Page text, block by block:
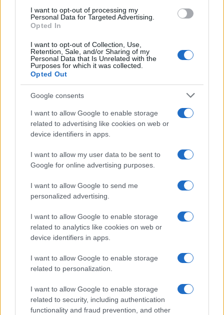
I want to opt-out of processing my
Personal Data for Targeted Advertising.
Opted In
I want to opt-out of Collection, Use,
Retention, Sale, and/or Sharing of my
Personal Data that Is Unrelated with the
Purposes for which it was collected.
Opted Out
Google consents
I want to allow Google to enable storage
related to advertising like cookies on web or
device identifiers in apps.
I want to allow my user data to be sent to
Google for online advertising purposes.
I want to allow Google to send me
personalized advertising.
I want to allow Google to enable storage
related to analytics like cookies on web or
device identifiers in apps.
I want to allow Google to enable storage
related to personalization.
I want to allow Google to enable storage
related to security, including authentication
functionality and fraud prevention, and other
Ροή Ειδήσεων
Η Ινδία χτυπά την πόρτα μαχητού 6ης
γενιάς μέσω του διαδόχου FCAS
Στρατιωτική παρεμβολή GPS συνδέεται
με συντριβή αεροσκάφους στο Νέο